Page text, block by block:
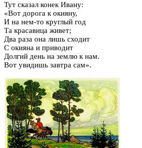
Тут сказал конек Ивану:
«Вот дорога к окияну,
И на нем-то круглый год
Та красавица живет;
Два раза она лишь сходит
С окияна и приводит
Долгий день на землю к нам.
Вот увидишь завтра сам».